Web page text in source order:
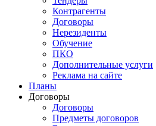
Контрагенты
Договоры
Нерезиденты
Обучение
ПКО
Дополнительные услуги
Реклама на сайте
Планы
Договоры
Договоры
Предметы договоров